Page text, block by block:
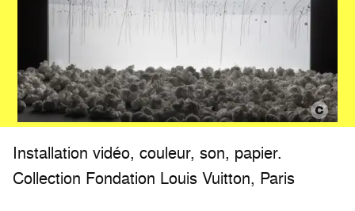
Installation vidéo, couleur, son, papier.
Collection Fondation Louis Vuitton, Paris